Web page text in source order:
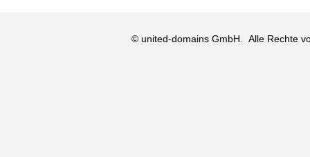
© united-domains GmbH. Alle Rechte